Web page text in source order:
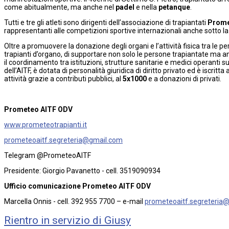
come abitualmente, ma anche nel padel e nella petanque
Tutti e tre gli atleti sono dirigenti dell’associazione di trapiantati
rappresentanti alle competizioni sportive internazionali anche sotto
Oltre a promuovere la donazione degli organi e l’attività fisica tra le
trapianti d’organo, di supportare non solo le persone trapiantate ma
il coordinamento tra istituzioni, strutture sanitarie e medici operanti
dell’AITF, è dotata di personalità giuridica di diritto privato ed è
attività grazie a contributi pubblici, al 5x1000e a donazioni di privati.
Prometeo AITF ODV
www.prometeotrapianti.it
prometeoaitf.segreteria@gmail.com
Telegram @PrometeoAITF
Presidente: Giorgio Pavanetto - cell. 3519090934
Ufficio comunicazione Prometeo AITF ODV
Marcella Onnis - cell. 392 955 7700 – e-mail
Rientro in servizio di Giusy